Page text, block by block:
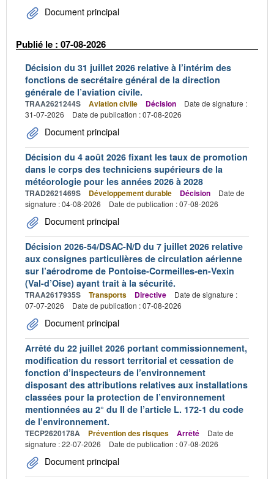
Document principal
Publié le : 07-08-2026
Décision du 31 juillet 2026 relative à l’intérim des
fonctions de secrétaire général de la direction
générale de l’aviation civile.
TRAA2621244S Aviation civile Décision
Date de signature :
31-07-2026
Date de publication : 07-08-2026
Document principal
Décision du 4 août 2026 fixant les taux de promotion
dans le corps des techniciens supérieurs de la
météorologie pour les années 2026 à 2028
TRAD2621469S Développement durable Décision
Date de
signature : 04-08-2026
Date de publication : 07-08-2026
Document principal
Décision 2026-54/DSAC-N/D du 7 juillet 2026 relative
aux consignes particulières de circulation aérienne
sur l’aérodrome de Pontoise-Cormeilles-en-Vexin
(Val-d’Oise) ayant trait à la sécurité.
TRAA2617935S Transports Directive
Date de signature :
07-07-2026
Date de publication : 07-08-2026
Document principal
Arrêté du 22 juillet 2026 portant commissionnement,
modification du ressort territorial et cessation de
fonction d’inspecteurs de l’environnement
disposant des attributions relatives aux installations
classées pour la protection de l’environnement
mentionnées au 2° du II de l’article L. 172-1 du code
de l’environnement.
TECP2620178A Prévention des risques Arrêté
Date de
signature : 22-07-2026
Date de publication : 07-08-2026
Document principal